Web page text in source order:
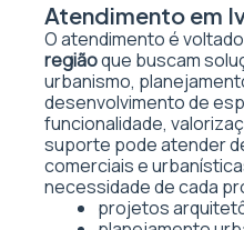
Atendimento em
O atendimento é
regiãoque buscam
urbanismo,
desenvolvimento de
funcionalidade,
suporte pode atender
comerciais e
necessidade de cada
projetos